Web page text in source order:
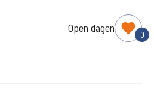
Open dagen
0